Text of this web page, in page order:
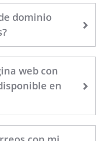
dominio
web con
en